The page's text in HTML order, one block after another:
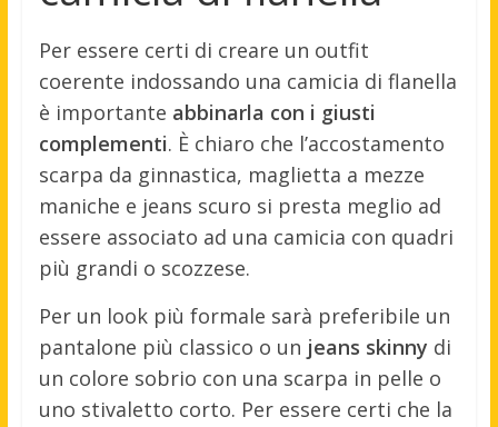
Per essere certi di creare un outfit
coerente indossando una camicia di flanella
è importante abbinarla con i giusti
complementi. È chiaro che l’accostamento
scarpa da ginnastica, maglietta a mezze
maniche e jeans scuro si presta meglio ad
essere associato ad una camicia con quadri
più grandi o scozzese.
Per un look più formale sarà preferibile un
pantalone più classico o un jeans skinny di
un colore sobrio con una scarpa in pelle o
uno stivaletto corto. Per essere certi che la